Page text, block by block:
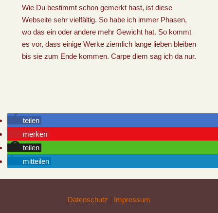
Wie Du bestimmt schon gemerkt hast, ist diese
Webseite sehr vielfältig. So habe ich immer Phasen,
wo das ein oder andere mehr Gewicht hat. So kommt
es vor, dass einige Werke ziemlich lange lieben bleiben
bis sie zum Ende kommen. Carpe diem sag ich da nur.
teilen
merken
teilen
mitteilen
Datenschutz Impressum